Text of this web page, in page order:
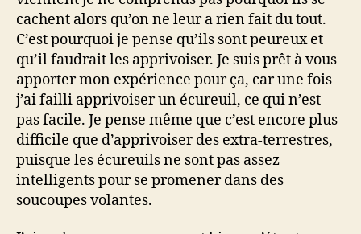
cachent alors qu’on ne leur a rien fait du tout.
C’est pourquoi je pense qu’ils sont peureux et
qu’il faudrait les apprivoiser. Je suis prêt à vous
apporter mon expérience pour ça, car une fois
j’ai failli apprivoiser un écureuil, ce qui n’est
pas facile. Je pense même que c’est encore plus
difficile que d’apprivoiser des extra-terrestres,
puisque les écureuils ne sont pas assez
intelligents pour se promener dans des
soucoupes volantes.